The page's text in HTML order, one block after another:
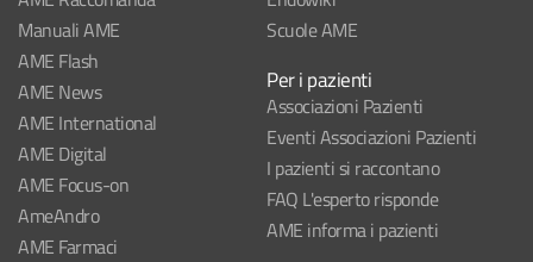
Manuali AME
AME Flash
AME News
AME International
AME Digital
AME Focus-on
AmeAndro
AME Farmaci
Scuole AME
Per i pazienti
Associazioni Pazienti
Eventi Associazioni Pazienti
I pazienti si raccontano
FAQ L'esperto risponde
AME informa i pazienti